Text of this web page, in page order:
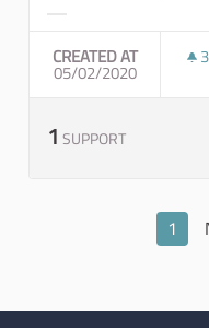
CREATED AT
05/02/2020
1 SUPPORT
1